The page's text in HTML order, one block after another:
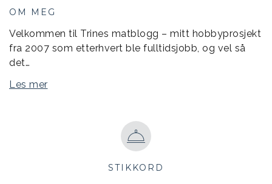
OM MEG
Velkommen til Trines matblogg – mitt hobbyprosjekt
fra 2007 som etterhvert ble fulltidsjobb, og vel så
det…
Les mer
STIKKORD